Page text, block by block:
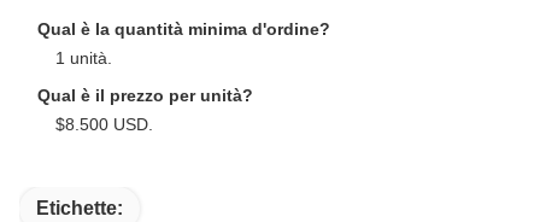
Qual è la quantità minima d'ordine?
1 unità.
Qual è il prezzo per unità?
$8.500 USD.
Etichette: